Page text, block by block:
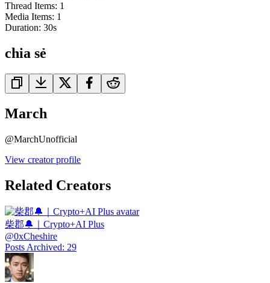
Thread Items: 1
Media Items: 1
Duration: 30s
chia sẻ
March
@MarchUnofficial
View creator profile
Related Creators
柴郡🔔｜Crypto+AI Plus
@0xCheshire
Posts Archived: 29